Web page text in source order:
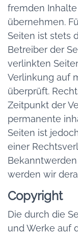
fremden
übernehmen.
Seiten ist stets
Betreiber der
verlinkten
Verlinkung auf
überprüft.
Zeitpunkt der
permanente
Seiten ist
einer
werden wir
Copyright
Die durch die
und Werke auf